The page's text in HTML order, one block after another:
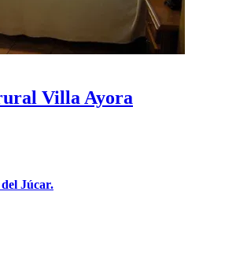
Villa Ayora
Júcar.